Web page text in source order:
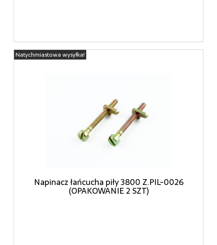
Napinacz łańcucha piły 3800 Z.PIL-0026
(OPAKOWANIE 2 SZT)
Natychmiastowa wysyłka!